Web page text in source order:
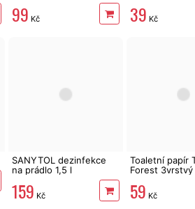
99 Kč 39 Kč
SANYTOL dezinfekce
na prádlo 1,5 l
159 Kč
Toaletní papír
Forest 3vrstvý
59 Kč